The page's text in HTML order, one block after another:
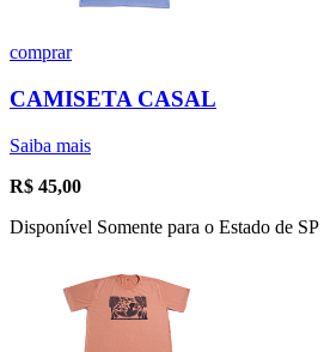
comprar
CAMISETA CASAL
Saiba mais
R$ 45,00
Disponível Somente para o Estado de SP